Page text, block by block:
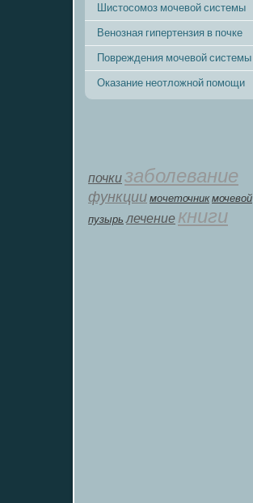
Шистосомоз мочевой системы
Венозная гипертензия в почке
Повреждения мочевой системы
Оказание неотложной помощи
почкизаболевание
функции мοчеточник мочевой
пузырь лечение книги